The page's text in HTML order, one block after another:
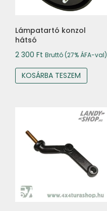
Lámpatartó konzol
hátsó
2 300 Ft Bruttó (27% ÁFA-val)
KOSÁRBA TESZEM